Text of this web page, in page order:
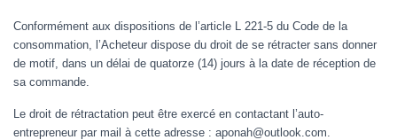
Conformément aux dispositions de l’article L 221-5 du Code de la
consommation, l’Acheteur dispose du droit de se rétracter sans donner
de motif, dans un délai de quatorze (14) jours à la date de réception de
sa commande.
Le droit de rétractation peut être exercé en contactant l’auto-
entrepreneur par mail à cette adresse : aponah@outlook.com.